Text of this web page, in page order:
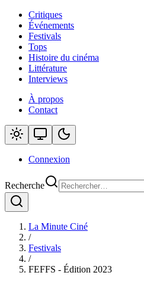
Critiques
Événements
Festivals
Tops
Histoire du cinéma
Littérature
Interviews
À propos
Contact
Connexion
Recherche
La Minute Ciné
/
Festivals
/
FEFFS - Édition 2023